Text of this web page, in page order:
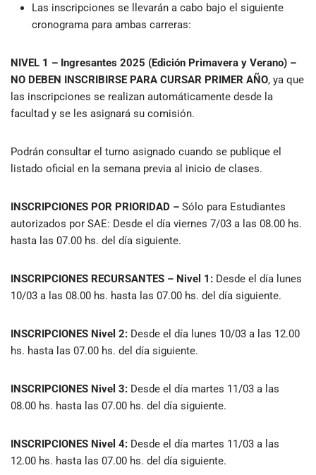
Las inscripciones se llevarán a cabo bajo el siguiente
cronograma para ambas carreras:
NIVEL 1 – Ingresantes 2025 (Edición Primavera y Verano) –
NO DEBEN INSCRIBIRSE PARA CURSAR PRIMER AÑO, ya que
las inscripciones se realizan automáticamente desde la
facultad y se les asignará su comisión.
Podrán consultar el turno asignado cuando se publique el
listado oficial en la semana previa al inicio de clases.
INSCRIPCIONES POR PRIORIDAD – Sólo para Estudiantes
autorizados por SAE: Desde el día viernes 7/03 a las 08.00 hs.
hasta las 07.00 hs. del día siguiente.
INSCRIPCIONES RECURSANTES – Nivel 1 : Desde el día lunes
10/03 a las 08.00 hs. hasta las 07.00 hs. del día siguiente.
INSCRIPCIONES Nivel 2: Desde el día lunes 10/03 a las 12.00
hs. hasta las 07.00 hs. del día siguiente.
INSCRIPCIONES Nivel 3: Desde el día martes 11/03 a las
08.00 hs. hasta las 07.00 hs. del día siguiente.
INSCRIPCIONES Nivel 4: Desde el día martes 11/03 a las
12.00 hs. hasta las 07.00 hs. del día siguiente.